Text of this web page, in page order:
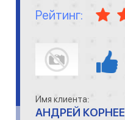
Рейтинг:
Имя клиента:
АНДРЕЙ